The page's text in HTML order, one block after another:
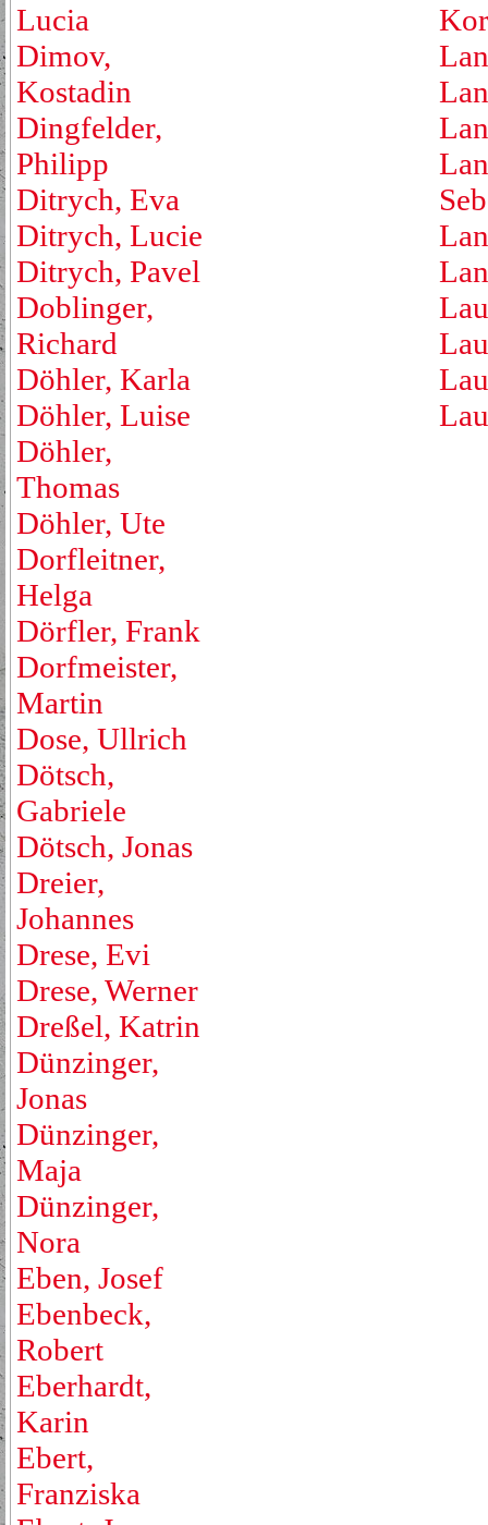
Lucia
Dimov,
Kostadin
Dingfelder,
Philipp
Ditrych, Eva
Ditrych, Lucie
Ditrych, Pavel
Doblinger,
Richard
Döhler, Karla
Döhler, Luise
Döhler,
Thomas
Döhler, Ute
Dorfleitner,
Helga
Dörfler, Frank
Dorfmeister,
Martin
Dose, Ullrich
Dötsch,
Gabriele
Dötsch, Jonas
Dreier,
Johannes
Drese, Evi
Drese, Werner
Dreßel, Katrin
Dünzinger,
Jonas
Dünzinger,
Maja
Dünzinger,
Nora
Eben, Josef
Ebenbeck,
Robert
Eberhardt,
Karin
Ebert,
Franziska